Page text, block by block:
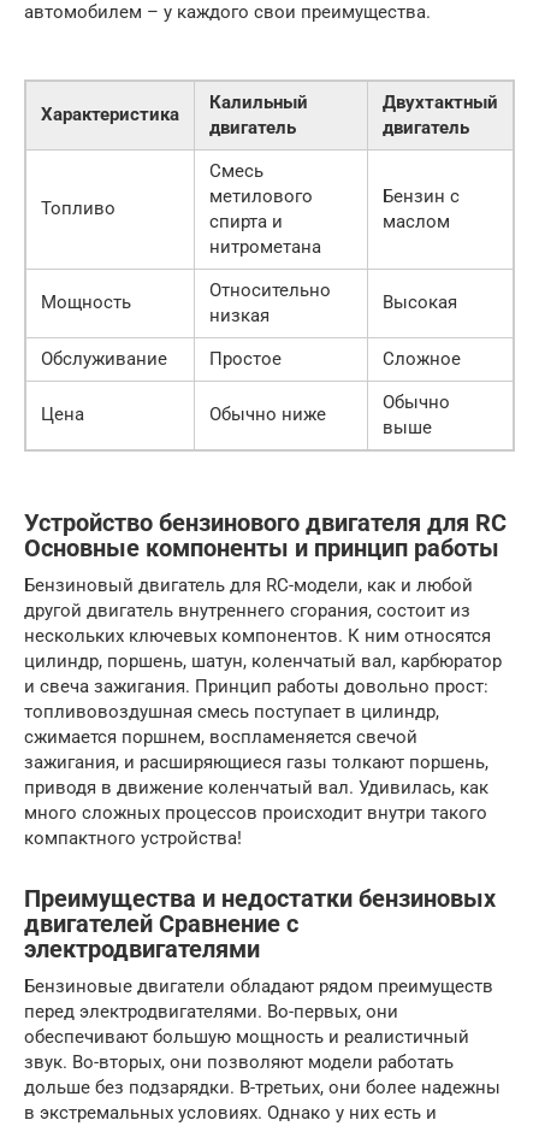
автомобилем – у каждого свои преимущества.
Характеристика
Калильный
двигатель
Двухтактный
двигатель
Топливо
Смесь
метилового
спирта и
нитрометана
Бензин с
маслом
Мощность
Относительно
низкая
Высокая
Обслуживание Простое Сложное
Цена Обычно ниже
Обычно
выше
Устройство бензинового двигателя для RC
Основные компоненты и принцип работы
Бензиновый двигатель для RC-модели, как и любой
другой двигатель внутреннего сгорания, состоит из
нескольких ключевых компонентов. К ним относятся
цилиндр, поршень, шатун, коленчатый вал, карбюратор
и свеча зажигания. Принцип работы довольно прост:
топливовоздушная смесь поступает в цилиндр,
сжимается поршнем, воспламеняется свечой
зажигания, и расширяющиеся газы толкают поршень,
приводя в движение коленчатый вал. Удивилась, как
много сложных процессов происходит внутри такого
компактного устройства!
Преимущества и недостатки бензиновых
двигателей Сравнение с
электродвигателями
Бензиновые двигатели обладают рядом преимуществ
перед электродвигателями. Во-первых, они
обеспечивают большую мощность и реалистичный
звук. Во-вторых, они позволяют модели работать
дольше без подзарядки. В-третьих, они более надежны
в экстремальных условиях. Однако у них есть и